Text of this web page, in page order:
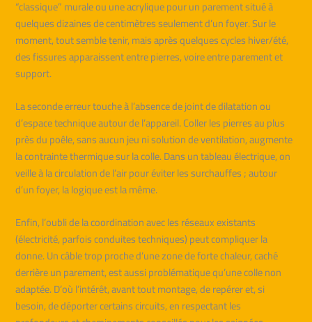
“classique” murale ou une acrylique pour un parement situé à
quelques dizaines de centimètres seulement d’un foyer. Sur le
moment, tout semble tenir, mais après quelques cycles hiver/été,
des fissures apparaissent entre pierres, voire entre parement et
support.
La seconde erreur touche à l’absence de joint de dilatation ou
d’espace technique autour de l’appareil. Coller les pierres au plus
près du poêle, sans aucun jeu ni solution de ventilation, augmente
la contrainte thermique sur la colle. Dans un tableau électrique, on
veille à la circulation de l’air pour éviter les surchauffes ; autour
d’un foyer, la logique est la même.
Enfin, l’oubli de la coordination avec les réseaux existants
(électricité, parfois conduites techniques) peut compliquer la
donne. Un câble trop proche d’une zone de forte chaleur, caché
derrière un parement, est aussi problématique qu’une colle non
adaptée. D’où l’intérêt, avant tout montage, de repérer et, si
besoin, de déporter certains circuits, en respectant les